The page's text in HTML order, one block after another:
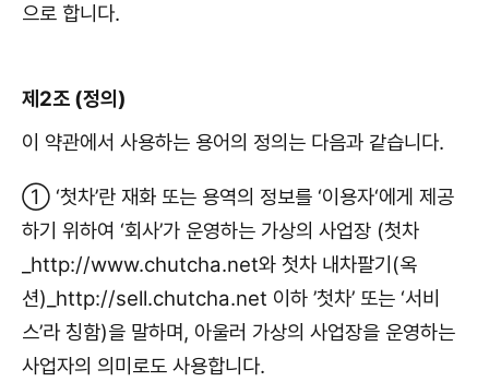
으로 합니다.
제2조 (정의)
이 약관에서 사용하는 용어의 정의는 다음과 같습니다.
① ‘첫차’란 재화 또는 용역의 정보를 ‘이용자‘에게 제공
하기 위하여 ‘회사’가 운영하는 가상의 사업장 (첫차
_http://www.chutcha.net와 첫차 내차팔기(옥
션)_http://sell.chutcha.net 이하 ’첫차’ 또는 ‘서비
스’라 칭함)을 말하며, 아울러 가상의 사업장을 운영하는
사업자의 의미로도 사용합니다.